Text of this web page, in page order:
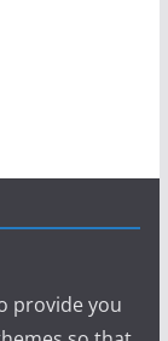
provide you